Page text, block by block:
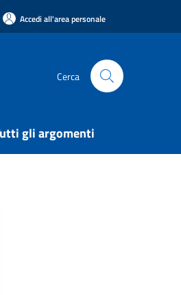
Accedi all'area personale
Cerca
gli argomenti